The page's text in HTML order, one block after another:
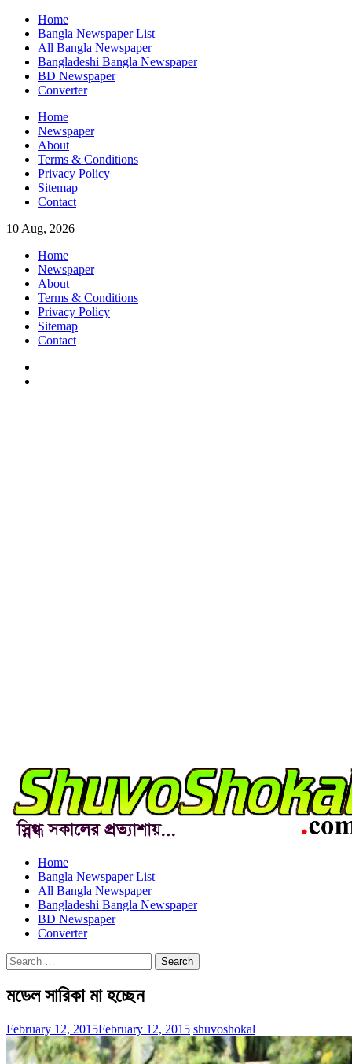
Skip
content
Home
Bangla Newspaper List
All Bangla Newspaper
Bangladeshi Bangla Newspaper
BD Newspaper
Converter
Home
Newspaper
About
Terms & Conditions
Privacy Policy
Sitemap
Contact
10 Aug, 2026
Home
Newspaper
About
Terms & Conditions
Privacy Policy
Sitemap
Contact
Home
Bangla Newspaper List
All Bangla Newspaper
Bangladeshi Bangla Newspaper
BD Newspaper
Converter
Search
for:
মডেল সারিকা মা হচ্ছেন
February 12, 2015February 12, 2015 shuvoshokal